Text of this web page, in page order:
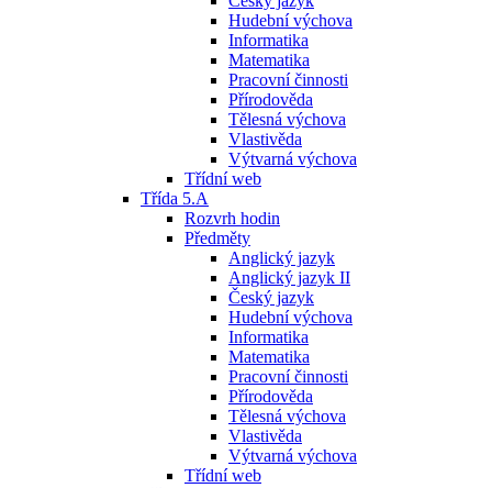
Hudební výchova
Informatika
Matematika
Pracovní činnosti
Přírodověda
Tělesná výchova
Vlastivěda
Výtvarná výchova
Třídní web
Třída 5.A
Rozvrh hodin
Předměty
Anglický jazyk
Anglický jazyk II
Český jazyk
Hudební výchova
Informatika
Matematika
Pracovní činnosti
Přírodověda
Tělesná výchova
Vlastivěda
Výtvarná výchova
Třídní web